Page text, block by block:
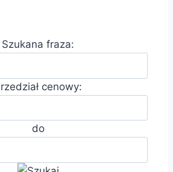
Szukana fraza:
cenowy:
do